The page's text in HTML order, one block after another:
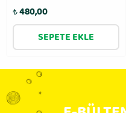
₺480,00
SEPETE EKLE